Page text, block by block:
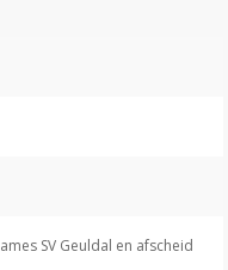
SV Geuldal en afscheid